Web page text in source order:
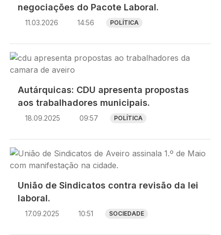
negociações do Pacote Laboral.
11.03.2026 14:56 POLÍTICA
Imagem
Autárquicas: CDU apresenta propostas
aos trabalhadores municipais.
18.09.2025 09:57 POLÍTICA
Imagem
União de Sindicatos contra revisão da lei
laboral.
17.09.2025 10:51 SOCIEDADE